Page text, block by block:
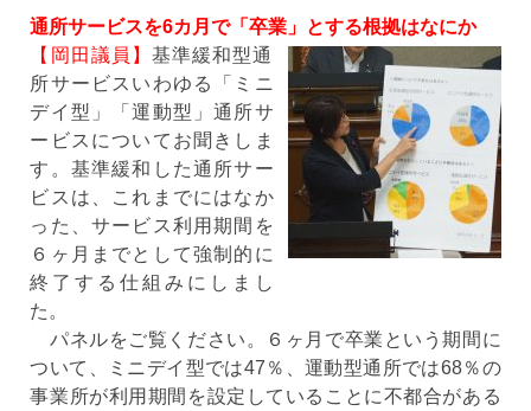
通所サービスを6カ月で「卒業」とする根拠はなにか
【岡田議員】 基準緩和型通
所サービスいわゆる「ミニ
デイ型」「運動型」通所サ
ービスについてお聞きしま
す。基準緩和した通所サー
ビスは、これまでにはなか
った、サービス利用期間を
６ヶ月までとして強制的に
終了する仕組みにしまし
た。
パネルをご覧ください。６ヶ月で卒業という期間に
ついて、ミニデイ型では47％、運動型通所では68％の
事業所が利用期間を設定していることに不都合がある